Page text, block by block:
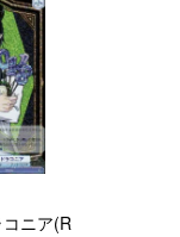
ニア(R